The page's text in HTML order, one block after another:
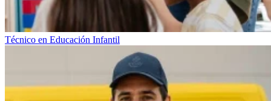
Técnico en Educación Infantil